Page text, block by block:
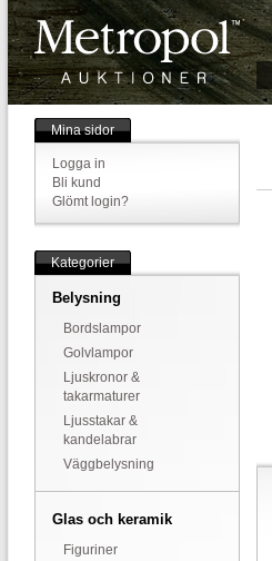
Mina sidor
Logga in
Bli kund
Glömt login?
Kategorier
Belysning
Bordslampor
Golvlampor
Ljuskronor &
takarmaturer
Ljusstakar &
kandelabrar
Väggbelysning
Glas och keramik
Figuriner